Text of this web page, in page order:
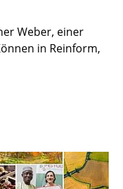
Weber, einer
in Reinform,